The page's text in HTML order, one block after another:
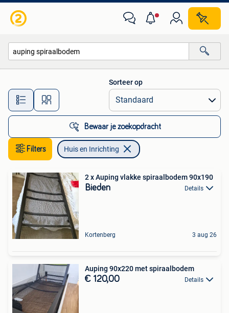
Alle afstanden…
Sorteer op
Bewaar je zoekopdracht
Filters Huis en Inrichting
2 x Auping vlakke spiraalbodem 90x190
Bieden Details
Kortenberg 3 aug 26
Auping 90x220 met spiraalbodem
€ 120,00 Details